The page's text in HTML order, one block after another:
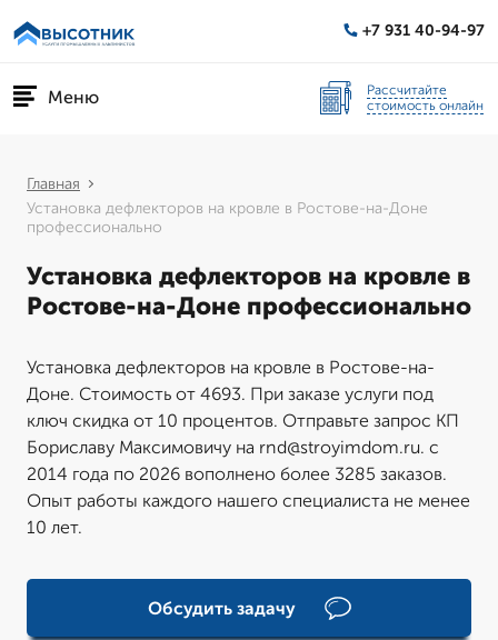
+7 931 40-94-97
Меню
Рассчитайте
стоимость онлайн
Главная
Установка дефлекторов на кровле в Ростове-на-Доне
профессионально
Установка дефлекторов на кровле в
Ростове-на-Доне профессионально
Установка дефлекторов на кровле в Ростове-на-
Доне. Стоимость от 4693. При заказе услуги под
ключ скидка от 10 процентов. Отправьте запрос КП
Бориславу Максимовичу на rnd@stroyimdom.ru. с
2014 года по 2026 вополнено более 3285 заказов.
Опыт работы каждого нашего специалиста не менее
10 лет.
Обсудить задачу